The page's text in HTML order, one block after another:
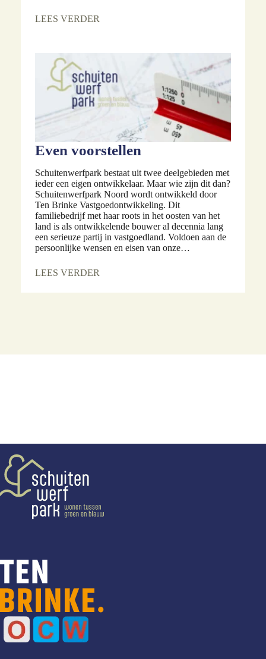
LEES VERDER
Even voorstellen
Schuitenwerfpark bestaat uit twee deelgebieden met
ieder een eigen ontwikkelaar. Maar wie zijn dit dan?
Schuitenwerfpark Noord wordt ontwikkeld door
Ten Brinke Vastgoedontwikkeling. Dit
familiebedrijf met haar roots in het oosten van het
land is als ontwikkelende bouwer al decennia lang
een serieuze partij in vastgoedland. Voldoen aan de
persoonlijke wensen en eisen van onze…
LEES VERDER